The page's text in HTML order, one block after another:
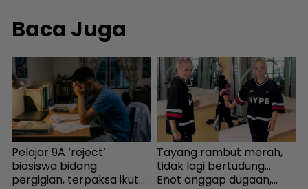
Baca Juga
Pelajar 9A ‘reject’
biasiswa bidang
pergigian, terpaksa ikut
Tayang rambut merah,
tidak lagi bertudung...
Enot anggap dugaan,